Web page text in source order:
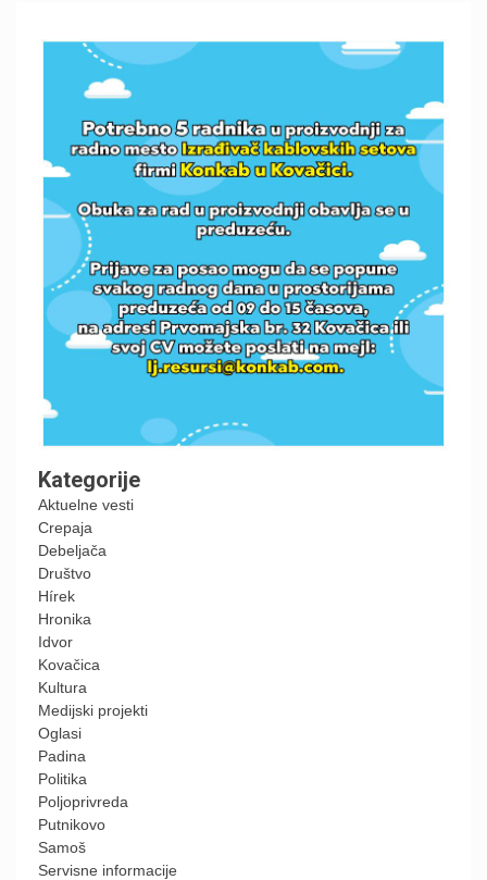
Kategorije
Aktuelne vesti
Crepaja
Debeljača
Društvo
Hírek
Hronika
Idvor
Kovačica
Kultura
Medijski projekti
Oglasi
Padina
Politika
Poljoprivreda
Putnikovo
Samoš
Servisne informacije